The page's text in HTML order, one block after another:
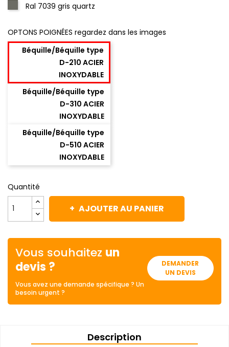
Ral 7039 gris quartz
OPTONS POIGNÉES regardez dans les images
Béquille/Béquille type
D-210 ACIER
INOXYDABLE
Béquille/Béquille type
D-310 ACIER
INOXYDABLE
Béquille/Béquille type
D-510 ACIER
INOXYDABLE
Quantité
AJOUTER AU PANIER
Vous souhaitez un
devis ?
Vous avez une demande spécifique ? Un
besoin urgent ?
DEMANDER
UN DEVIS
Description